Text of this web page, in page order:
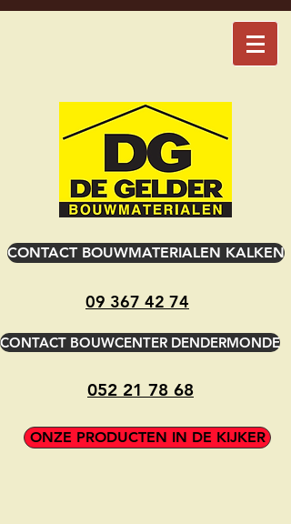
CONTACT BOUWMATERIALEN KALKEN
09 367 42 74
CONTACT BOUWCENTER DENDERMONDE
052 21 78 68
ONZE PRODUCTEN IN DE KIJKER